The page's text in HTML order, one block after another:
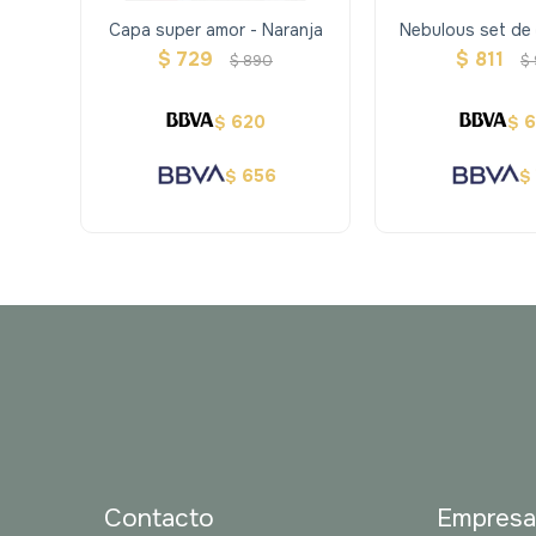
Capa super amor - Naranja
$ 729 $890
$ 620
$ 656
Nebulous set de
$ 811 $
$
$
Contacto Empresa